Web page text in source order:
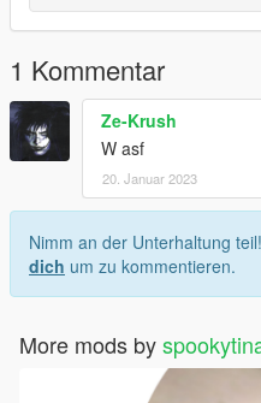
1 Kommentar
Ze-Krush
W asf
20. Januar 2023
Nimm an der Unterhaltung teil!
dich um zu kommentieren.
More mods by